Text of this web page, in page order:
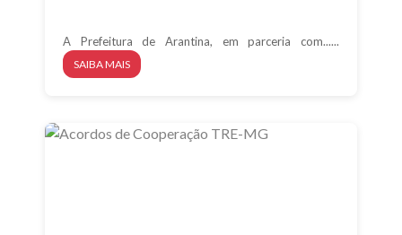
A Prefeitura de Arantina, em parceria com......
SAIBA MAIS